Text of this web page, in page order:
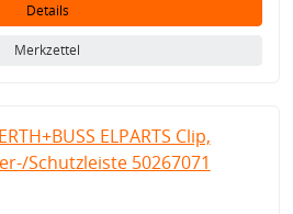
Details
Merkzettel
ELPARTS Clip,
Schutzleiste 50267071